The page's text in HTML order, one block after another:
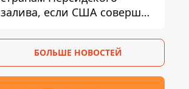
залива, если США совершат
БОЛЬШЕ НОВОСТЕЙ